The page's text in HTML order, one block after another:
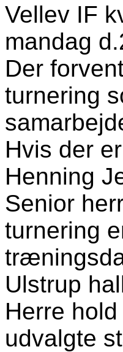
Vellev IF
mandag
Der
turnering
Hvis der
Henning
Senior
turnering
Ulstrup
Herre
udvalgte